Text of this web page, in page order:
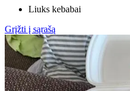
Liuks kebabai
Grįžti į sąrašą